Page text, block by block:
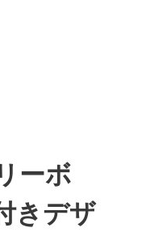
ーボ
きデザ